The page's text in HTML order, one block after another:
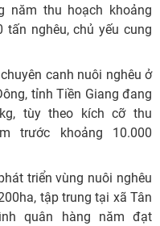
năm thu hoạch khoảng
tấn nghêu, chủ yếu cung
canh nuôi nghêu ở
tỉnh Tiền Giang đang
tùy theo kích cỡ thu
trước khoảng 10.000
triển vùng nuôi nghêu
tập trung tại xã Tân
quân hàng năm đạt